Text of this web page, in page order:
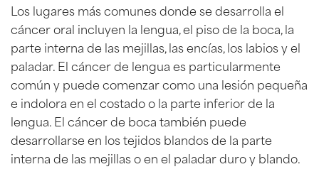
Los lugares más comunes donde se desarrolla el
cáncer oral incluyen la lengua, el piso de la boca, la
parte interna de las mejillas, las encías, los labios y el
paladar. El cáncer de lengua es particularmente
común y puede comenzar como una lesión pequeña
e indolora en el costado o la parte inferior de la
lengua. El cáncer de boca también puede
desarrollarse en los tejidos blandos de la parte
interna de las mejillas o en el paladar duro y blando.